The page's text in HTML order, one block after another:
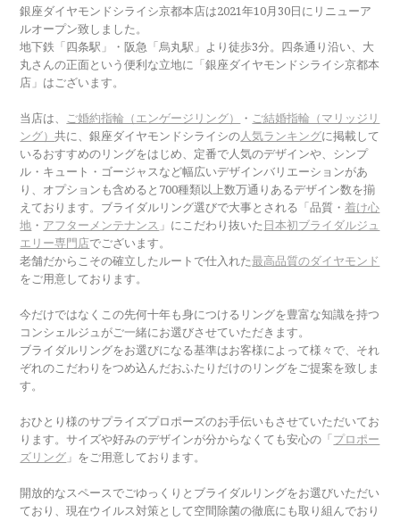
銀座ダイヤモンドシライシ京都本店は2021年10月30日にリニューア
ルオープン致しました。
地下鉄「四条駅」・阪急「烏丸駅」より徒歩3分。四条通り沿い、大
丸さんの正面という便利な立地に「銀座ダイヤモンドシライシ京都本
店」はございます。
当店は、 ご婚約指輪（エンゲージリング） ・ ご結婚指輪（マリッジリ
ング）共に、銀座ダイヤモンドシライシの人気ランキングに掲載して
いるおすすめのリングをはじめ、定番で人気のデザインや、シンプ
ル・キュート・ゴージャスなど幅広いデザインバリエーションがあ
り、オプションも含めると700種類以上数万通りあるデザイン数を揃
えております。ブライダルリング選びで大事とされる「品質・着け心
地 ・ アフターメンテナンス 」にこだわり抜いた 日本初ブライダルジュ
エリー専門店でございます。
老舗だからこその確立したルートで仕入れた最高品質のダイヤモンド
をご用意しております。
今だけではなくこの先何十年も身につけるリングを豊富な知識を持つ
コンシェルジュがご一緒にお選びさせていただきます。
ブライダルリングをお選びになる基準はお客様によって様々で、それ
ぞれのこだわりをつめ込んだおふたりだけのリングをご提案を致しま
す。
おひとり様のサプライズプロポーズのお手伝いもさせていただいてお
ります。サイズや好みのデザインが分からなくても安心の「プロポー
ズリング 」をご用意しております。
開放的なスペースでごゆっくりとブライダルリングをお選びいただい
ており、現在ウイルス対策として空間除菌の徹底にも取り組んでおり